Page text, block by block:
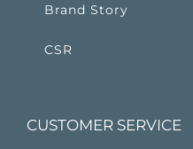
Brand Story
CSR
CUSTOMER SERVICE